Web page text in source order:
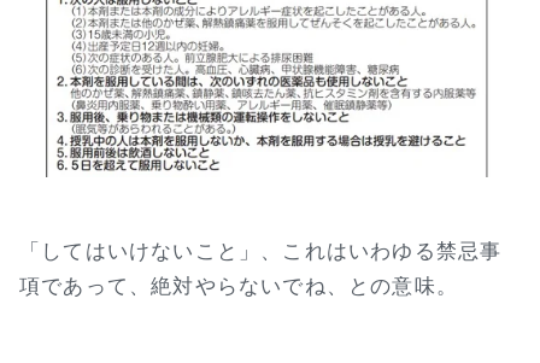
「してはいけないこと」、これはいわゆる禁忌事
項であって、絶対やらないでね、との意味。